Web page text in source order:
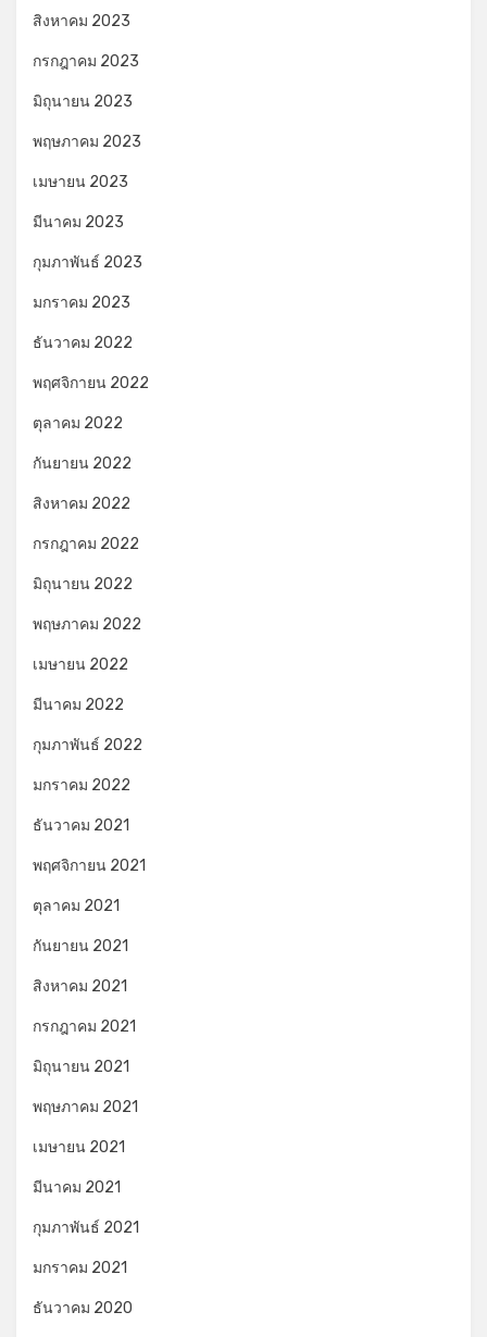
สิงหาคม 2023
กรกฎาคม 2023
มิถุนายน 2023
พฤษภาคม 2023
เมษายน 2023
มีนาคม 2023
กุมภาพันธ์ 2023
มกราคม 2023
ธันวาคม 2022
พฤศจิกายน 2022
ตุลาคม 2022
กันยายน 2022
สิงหาคม 2022
กรกฎาคม 2022
มิถุนายน 2022
พฤษภาคม 2022
เมษายน 2022
มีนาคม 2022
กุมภาพันธ์ 2022
มกราคม 2022
ธันวาคม 2021
พฤศจิกายน 2021
ตุลาคม 2021
กันยายน 2021
สิงหาคม 2021
กรกฎาคม 2021
มิถุนายน 2021
พฤษภาคม 2021
เมษายน 2021
มีนาคม 2021
กุมภาพันธ์ 2021
มกราคม 2021
ธันวาคม 2020